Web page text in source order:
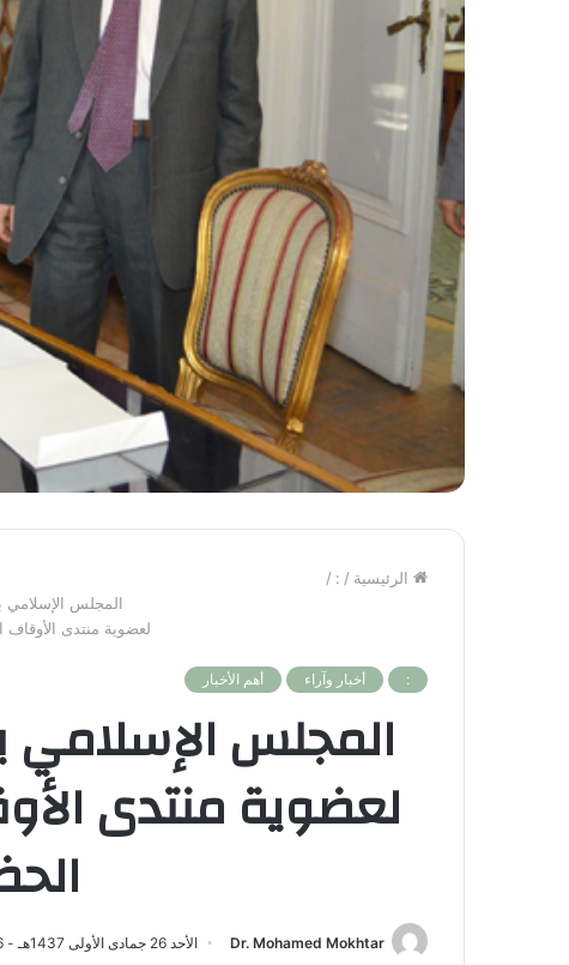
الرئيسية /
:
/
المجلس الإسلامي
لعضوية منتدى
: أخبار وآراء أهم الأخبار
المجلس الإسلامي
لعضوية منتدى
Dr. Mohamed Mokhtar الأحد 26 جمادى الأولى 1437هـ - 6 مارس 2016م | 10:59 ص